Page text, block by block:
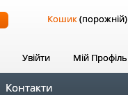
Кошик(порожній)
Увійти Мій Профіль
Контакти